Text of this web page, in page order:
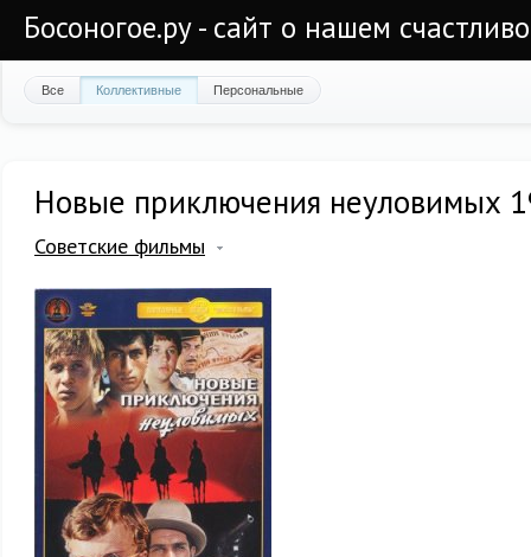
Босоногое.ру - сайт о нашем
Все Коллективные Персональные
Новые приключения неуловимых
Советские фильмы